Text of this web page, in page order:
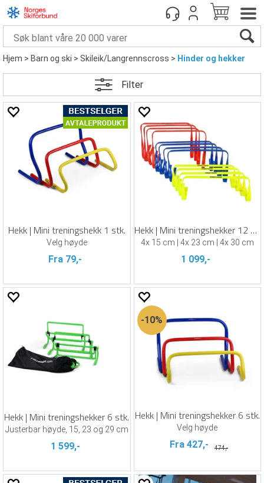
Hjem>Barn og ski>Skileik/Langrennscross> Hinder og hekker
Filter
Hekk | Mini treningshekk 1 stk.
Velg høyde
Fra 79,-
Hekk | Mini treningshekker 12 stk.
4x 15 cm | 4x 23 cm | 4x 30 cm
1 099,-
Hekk | Mini treningshekker 6 stk.
Justerbar høyde, 15, 23 og 29 cm
1 599,-
10%
Hekk | Mini treningshekker 6 stk.
Velg høyde
Fra 427,- 474,-